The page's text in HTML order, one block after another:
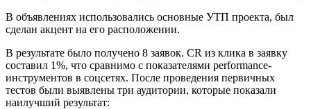
В объявлениях использовались основные УТП проекта, был
сделан акцент на его расположении.
В результате было получено 8 заявок. CR из клика в заявку
составил 1%, что сравнимо с показателями performance-
инструментов в соцсетях. После проведения первичных
тестов были выявлены три аудитории, которые показали
наилучший результат: